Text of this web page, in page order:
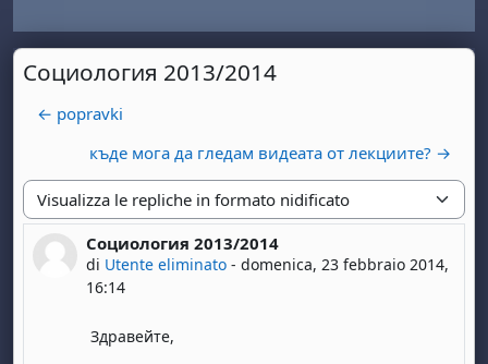
Социология 2013/2014
← popravki
къде мога да гледам видеата от лекциите? →
Modalità visualizzazione
Социология 2013/2014
di Utente eliminato- domenica, 23 febbraio 2014,
16:14
Numero di risposte: 0
Здравейте,